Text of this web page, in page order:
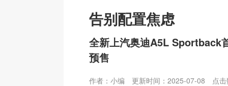
告别配置焦虑
全新上汽奥迪A5L Sportback
预售
作者：小编 更新时间：2025-07-08 点